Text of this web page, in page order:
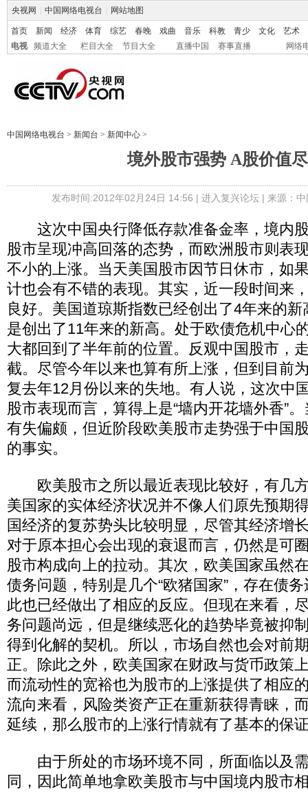
央视网 中国网络电视台 网站地图
首页 新闻 经济 体育 综艺 春晚 戏曲 音乐 科教 青少 文化
艺术
电视
频道大全 栏目大全 节目大全 直播中国 赛事直播 网络
中国网络电视台 > 新闻台 > 新闻中心 >
境外股市强势 A股价值
发布时间:2012年02月24日 14:56 | 进入复兴论坛| 来源：
这次中国央行降低存款准备金率，境内
股市呈现冲高回落的态势，而欧洲股市则表
不小的上涨。当天美国股市因节日休市，如
计也会有不错的表现。其实，近一段时间来
良好。美国道琼斯指数已经创出了4年来的
是创出了11年来的新高。处于欧债危机中心
大都回到了半年前的位置。反观中国股市，
截。尽管今年以来也算有所上涨，但到目前
复去年12月份以来的失地。有人说，这次中
股市表现而言，算得上是“墙内开花墙外香”
有失偏颇，但近阶段欧美股市走势强于中国
的事实。
欧美股市之所以最近表现比较好，有几
美国家的实体经济状况并不像人们原先预期
国经济的复苏势头比较明显，尽管其经济增
对于原本担心会出现的衰退而言，仍然是可
股市构成向上的拉动。其次，欧美国家虽然
债务问题，特别是几个“欧猪国家”，存在债
此也已经做出了相应的反应。但现在来看，
务问题尚远，但是继续恶化的趋势毕竟被抑
得到化解的契机。所以，市场自然也会对前
正。除此之外，欧美国家在财政与货币政策
而流动性的宽裕也为股市的上涨提供了相应
流向来看，风险类资产正在重新获得青睐，
延续，那么股市的上涨行情就有了基本的保
由于所处的市场环境不同，所面临以及
同，因此简单地拿欧美股市与中国境内股市